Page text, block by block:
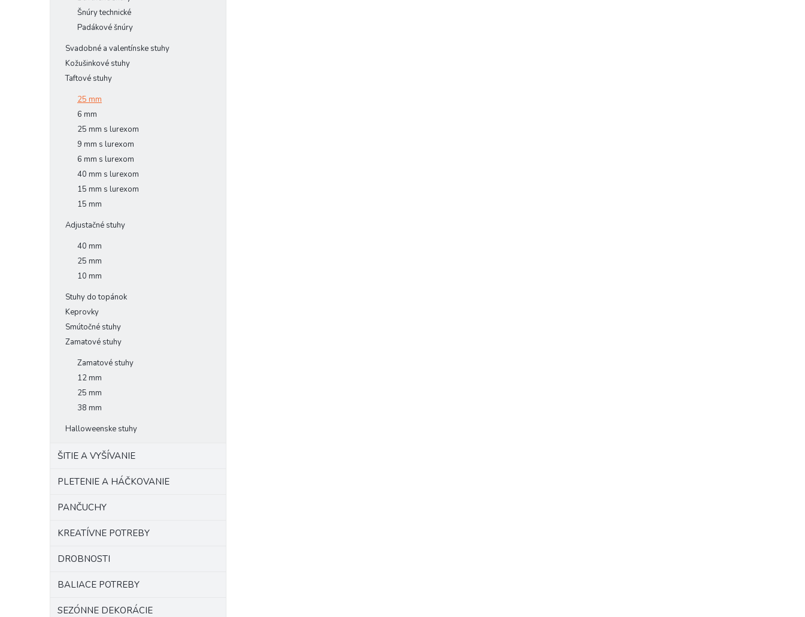
Šnúry technické
Padákové šnúry
Svadobné a valentínske stuhy
Kožušinkové stuhy
Taftové stuhy
25 mm
6 mm
25 mm s lurexom
9 mm s lurexom
6 mm s lurexom
40 mm s lurexom
15 mm s lurexom
15 mm
Adjustačné stuhy
40 mm
25 mm
10 mm
Stuhy do topánok
Keprovky
Smútočné stuhy
Zamatové stuhy
Zamatové stuhy
12 mm
25 mm
38 mm
Halloweenske stuhy
ŠITIE A VYŠÍVANIE
PLETENIE A HÁČKOVANIE
PANČUCHY
KREATÍVNE POTREBY
DROBNOSTI
BALIACE POTREBY
SEZÓNNE DEKORÁCIE